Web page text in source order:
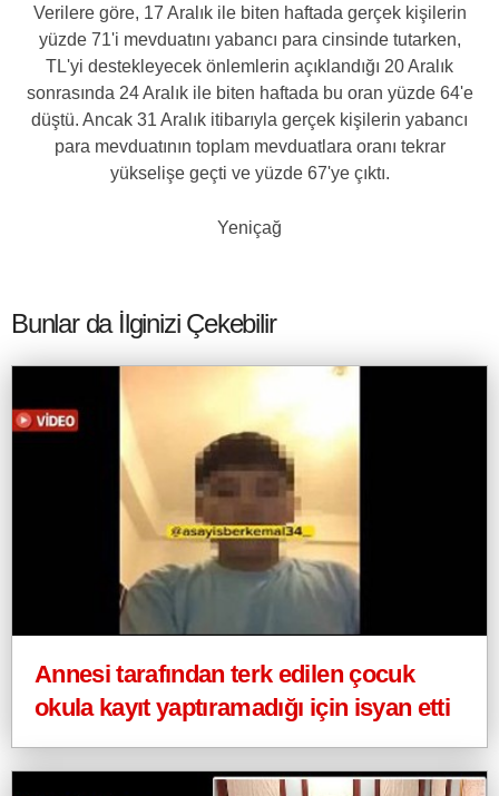
Verilere göre, 17 Aralık ile biten haftada gerçek kişilerin
yüzde 71'i mevduatını yabancı para cinsinde tutarken,
TL'yi destekleyecek önlemlerin açıklandığı 20 Aralık
sonrasında 24 Aralık ile biten haftada bu oran yüzde 64'e
düştü. Ancak 31 Aralık itibarıyla gerçek kişilerin yabancı
para mevduatının toplam mevduatlara oranı tekrar
yükselişe geçti ve yüzde 67'ye çıktı.
Yeniçağ
Bunlar da İlginizi Çekebilir
Annesi tarafından terk edilen çocuk
okula kayıt yaptıramadığı için isyan etti